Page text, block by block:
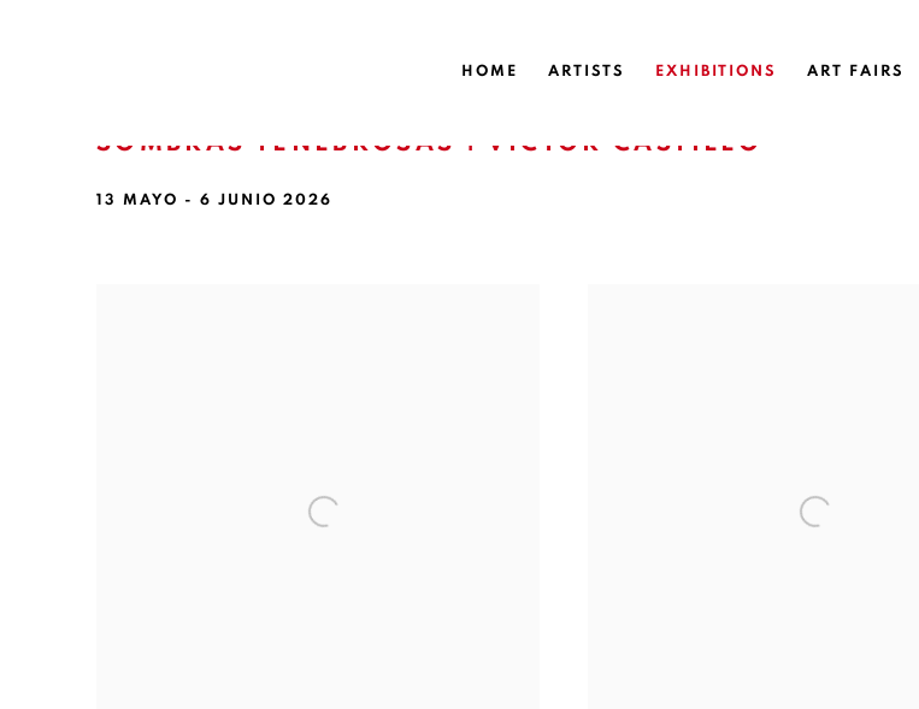
HOME ARTISTS EXHIBITIONS ART FAIRS
SOMBRAS TENEBROSAS | VÍCTOR CASTILLO
13 MAYO - 6 JUNIO 2026